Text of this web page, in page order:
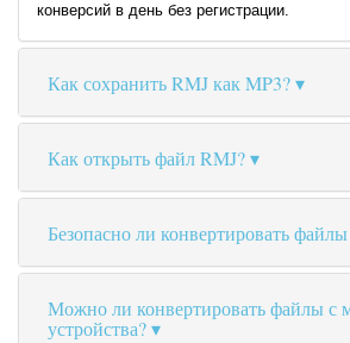
конверсий в день без регистрации.
Как сохранить RMJ как MP3?
Как открыть файл RMJ?
Безопасно ли конвертировать
Можно ли конвертировать файлы с
устройства?